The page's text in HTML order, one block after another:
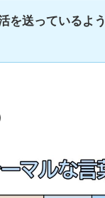
を送っているよう